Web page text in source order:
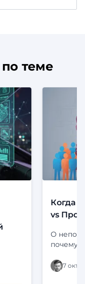
теме
Когда
vs
О
почему
7